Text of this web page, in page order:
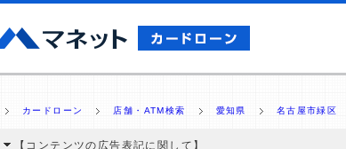
カードローン 店舗・ATM検索 愛知県 名古屋市緑区
【コンテンツの広告表記に関して】